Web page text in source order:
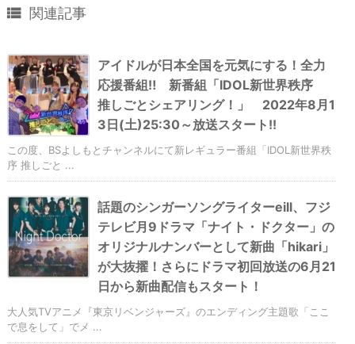
 関連記事
アイドルが日本全国を元気にする！全力
応援番組‼ 新番組「IDOL新世界秩序
推しごとシェアリング！」 2022年8月1
3日(土)25:30～放送スタート!!
この度、BSよしもとチャンネルにて新レギュラー番組「IDOL新世界秩
序 推しごと ...
話題のシンガーソングライターeill、フジ
テレビ月9ドラマ「ナイト・ドクター」の
オリジナルナンバーとして新曲「hikari」
が大抜擢！さらにドラマ初回放送の6月21
日から新曲配信もスタート！
大人気TVアニメ『東京リベンジャーズ』のエンディング主題歌「ここ
で息をして」でメ ...